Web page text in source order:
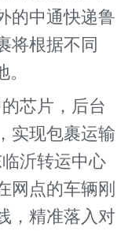
的中通快递鲁
将根据不同
芯片，后台
实现包裹运输
沂转运中心
网点的车辆刚
，精准落入对